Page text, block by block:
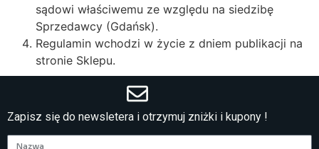
sądowi właściwemu ze względu na siedzibę
Sprzedawcy (Gdańsk).
Regulamin wchodzi w życie z dniem publikacji na
stronie Sklepu.
Zapisz się do newsletera i otrzymuj zniżki i kupony !